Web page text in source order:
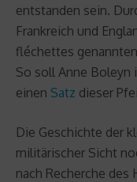
entstanden sein.
Frankreich und
fléchettes
So soll Anne Boleyn
einen Satz dieser
Die Geschichte der
militärischer Sicht
nach Recherche